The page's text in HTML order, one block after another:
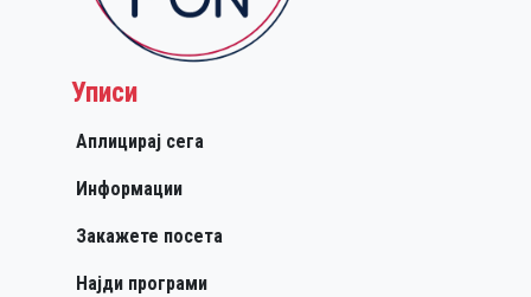
Уписи
Аплицирај сега
Информации
Закажете посета
Најди програми